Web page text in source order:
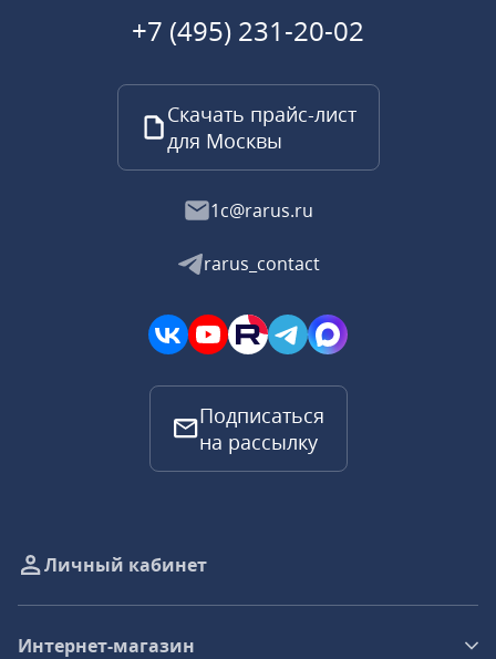
+7 (495) 231-20-02
Скачать прайс-лист
для Москвы
1c@rarus.ru
rarus_contact
Подписаться
на рассылку
Личный кабинет
Интернет-магазин